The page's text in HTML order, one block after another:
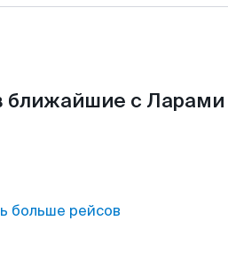
с Ларами
больше рейсов